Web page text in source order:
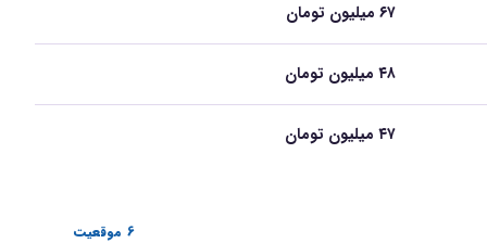
۶۷ میلیون تومان
۴۸ میلیون تومان
۴۷ میلیون تومان
6 موقعیت